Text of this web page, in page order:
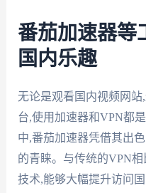
番茄加速器等
国内乐趣
无论是观看国内视频网
台,使用加速器和VPN都
中,番茄加速器凭借其出
的青睐。与传统的VPN
技术,能够大幅提升访问